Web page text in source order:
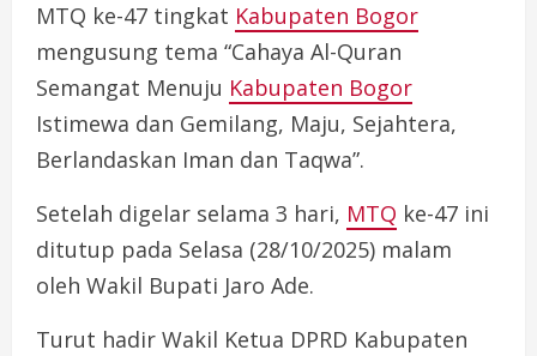
MTQ ke-47 tingkat Kabupaten Bogor
mengusung tema “Cahaya Al-Quran
Semangat Menuju Kabupaten Bogor
Istimewa dan Gemilang, Maju, Sejahtera,
Berlandaskan Iman dan Taqwa”.
Setelah digelar selama 3 hari, MTQ ke-47 ini
ditutup pada Selasa (28/10/2025) malam
oleh Wakil Bupati Jaro Ade.
Turut hadir Wakil Ketua DPRD Kabupaten